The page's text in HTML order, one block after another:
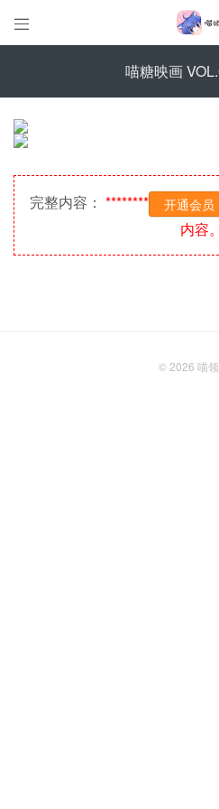

喵糖映画
完整内容： ******** 开通会员
内容。
© 2026 喵